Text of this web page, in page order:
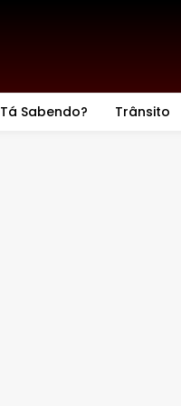
Tá Sabendo? Trânsito